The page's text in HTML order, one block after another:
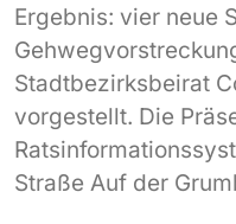
Ergebnis: vier neue
Stadtbezirksbeirat
vorgestellt. Die
Straße Auf der